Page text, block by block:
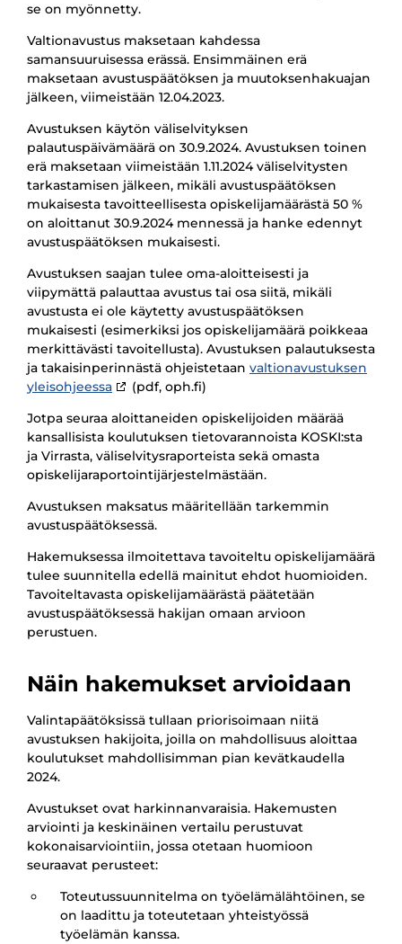
se on myönnetty.
Valtionavustus maksetaan kahdessa
samansuuruisessa erässä. Ensimmäinen erä
maksetaan avustuspäätöksen ja muutoksenhakuajan
jälkeen, viimeistään 12.04.2023.
Avustuksen käytön väliselvityksen
palautuspäivämäärä on 30.9.2024. Avustuksen toinen
erä maksetaan viimeistään 1.11.2024 väliselvitysten
tarkastamisen jälkeen, mikäli avustuspäätöksen
mukaisesta tavoitteellisesta opiskelijamäärästä 50 %
on aloittanut 30.9.2024 mennessä ja hanke edennyt
avustuspäätöksen mukaisesti.
Avustuksen saajan tulee oma-aloitteisesti ja
viipymättä palauttaa avustus tai osa siitä, mikäli
avustusta ei ole käytetty avustuspäätöksen
mukaisesti (esimerkiksi jos opiskelijamäärä poikkeaa
merkittävästi tavoitellusta). Avustuksen palautuksesta
ja takaisinperinnästä ohjeistetaan valtionavustuksen
yleisohjeessa
(pdf, oph.fi)
Jotpa seuraa aloittaneiden opiskelijoiden määrää
kansallisista koulutuksen tietovarannoista KOSKI:sta
ja Virrasta, väliselvitysraporteista sekä omasta
opiskelijaraportointijärjestelmästään.
Avustuksen maksatus määritellään tarkemmin
avustuspäätöksessä.
Hakemuksessa ilmoitettava tavoiteltu opiskelijamäärä
tulee suunnitella edellä mainitut ehdot huomioiden.
Tavoiteltavasta opiskelijamäärästä päätetään
avustuspäätöksessä hakijan omaan arvioon
perustuen.
Näin hakemukset arvioidaan
Valintapäätöksissä tullaan priorisoimaan niitä
avustuksen hakijoita, joilla on mahdollisuus aloittaa
koulutukset mahdollisimman pian kevätkaudella
2024.
Avustukset ovat harkinnanvaraisia. Hakemusten
arviointi ja keskinäinen vertailu perustuvat
kokonaisarviointiin, jossa otetaan huomioon
seuraavat perusteet:
Toteutussuunnitelma on työelämälähtöinen, se
on laadittu ja toteutetaan yhteistyössä
työelämän kanssa.